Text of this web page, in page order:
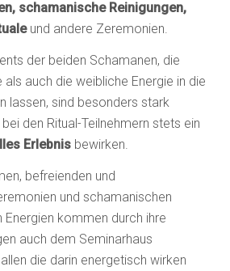
schamanische Reinigungen,
und andere Zeremonien.
der beiden Schamanen, die
auch die weibliche Energie in die
lassen, sind besonders stark
den Ritual-Teilnehmern stets ein
Erlebnis bewirken.
befreienden und
und schamanischen
Energien kommen durch ihre
auch dem Seminarhaus
die darin energetisch wirken